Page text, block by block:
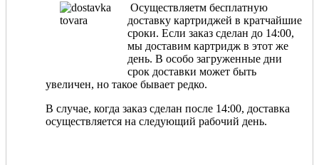
Осуществляетм бесплатную
доставку картриджей в кратчайшие
сроки. Если заказ сделан до 14:00,
мы доставим картридж в этот же
день. В особо загруженные дни
срок доставки может быть
увеличен, но такое бывает редко.
В случае, когда заказ сделан после 14:00, доставка
осуществляется на следующий рабочий день.